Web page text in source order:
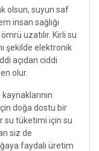
olsun, suyun saf
insan sağlığı
uzatılır. Kirli su
şekilde elektronik
açıdan ciddi
olur.
doğa dostu bir
su tüketimi için su
siz de
faydalı üretim